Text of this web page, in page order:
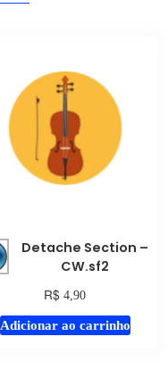
Tocador
de
Detache Section –
CW.sf2
R$ 4,90
Adicionar ao carrinho